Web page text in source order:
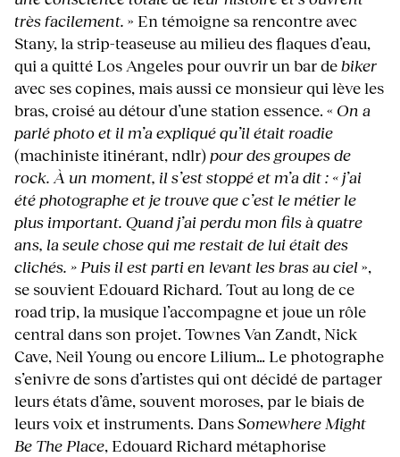
très facilement. » En témoigne sa rencontre avec
Stany, la strip-teaseuse au milieu des flaques d’eau,
qui a quitté Los Angeles pour ouvrir un bar debiker
avec ses copines, mais aussi ce monsieur qui lève les
bras, croisé au détour d’une station essence. « On a
parlé photo et il m’a expliqué qu’il était roadie
(machiniste itinérant, ndlr) pour des groupes de
rock. À un moment, il s’est stoppé et m’a dit : « j’ai
été photographe et je trouve que c’est le métier le
plus important. Quand j’ai perdu mon fils à quatre
ans, la seule chose qui me restait de lui était des
clichés. » Puis il est parti en levant les bras au ciel»,
se souvient Edouard Richard. Tout au long de ce
road trip, la musique l’accompagne et joue un rôle
central dans son projet. Townes Van Zandt, Nick
Cave, Neil Young ou encore Lilium… Le photographe
s’enivre de sons d’artistes qui ont décidé de partager
leurs états d’âme, souvent moroses, par le biais de
leurs voix et instruments. DansSomewhere Might
Be The Place, Edouard Richard métaphorise